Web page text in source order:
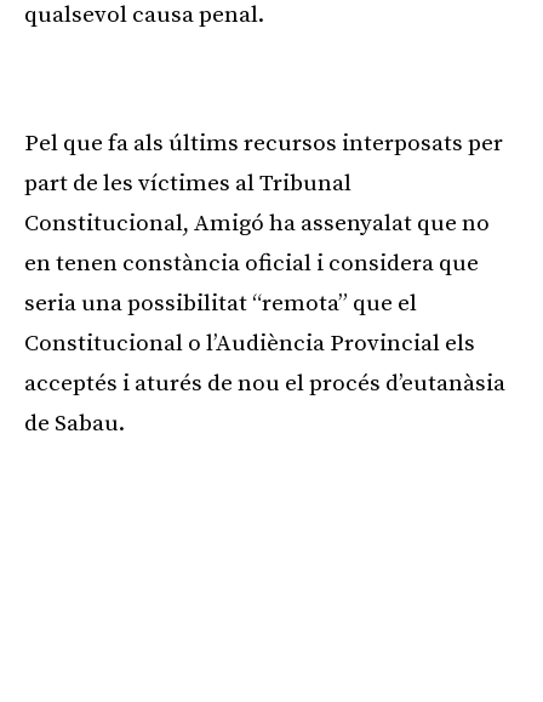
qualsevol causa penal.
Pel que fa als últims recursos interposats per
part de les víctimes al Tribunal
Constitucional, Amigó ha assenyalat que no
en tenen constància oficial i considera que
seria una possibilitat “remota” que el
Constitucional o l’Audiència Provincial els
acceptés i aturés de nou el procés d’eutanàsia
de Sabau.